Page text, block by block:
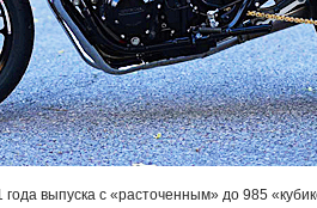
выпуска с «расточенным» до 985